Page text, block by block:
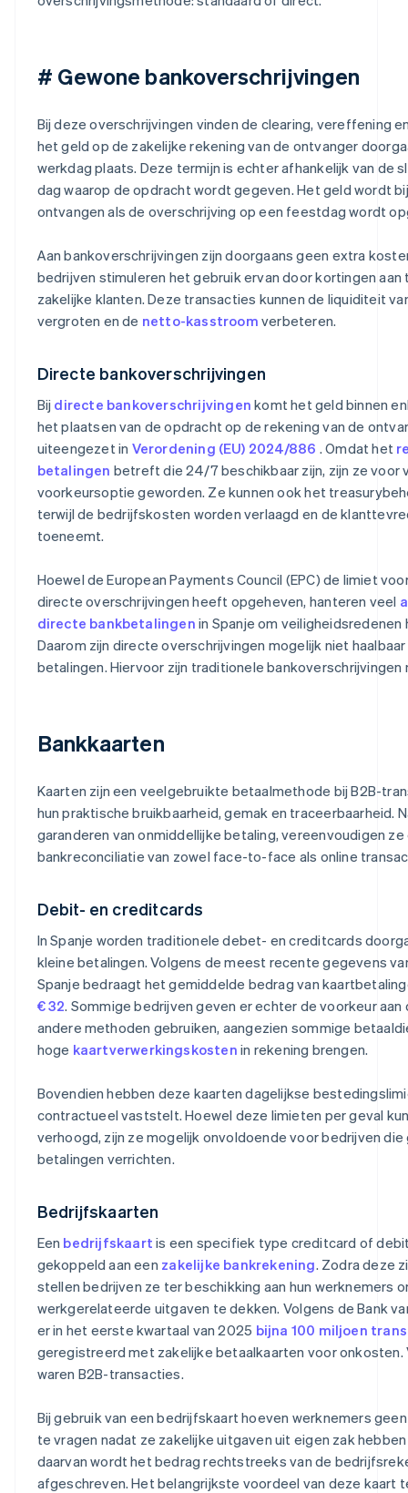
# Gewone bankoverschrijvingen
Bij deze overschrijvingen vinden de clearing, vereffening
het geld op de zakelijke rekening van de ontvanger
werkdag plaats. Deze termijn is echter afhankelijk van de
dag waarop de opdracht wordt gegeven. Het geld wordt
ontvangen als de overschrijving op een feestdag wordt
Aan bankoverschrijvingen zijn doorgaans geen extra
bedrijven stimuleren het gebruik ervan door kortingen aan
zakelijke klanten. Deze transacties kunnen de liquiditeit
vergroten en de netto-kasstroom verbeteren.
Directe bankoverschrijvingen
Bij directe bankoverschrijvingen komt het geld binnen
het plaatsen van de opdracht op de rekening van de
uiteengezet in Verordening (EU) 2024/886 . Omdat het
betalingen betreft die 24/7 beschikbaar zijn, zijn ze voor
voorkeursoptie geworden. Ze kunnen ook het
terwijl de bedrijfskosten worden verlaagd en de
toeneemt.
Hoewel de European Payments Council (EPC) de limiet
directe overschrijvingen heeft opgeheven, hanteren veel
directe bankbetalingen in Spanje om veiligheidsredenen
Daarom zijn directe overschrijvingen mogelijk niet
betalingen. Hiervoor zijn traditionele bankoverschrijvingen
Bankkaarten
Kaarten zijn een veelgebruikte betaalmethode bij B2B-
hun praktische bruikbaarheid, gemak en traceerbaarheid.
garanderen van onmiddellijke betaling, vereenvoudigen ze
bankreconciliatie van zowel face-to-face als online
Debit- en creditcards
In Spanje worden traditionele debet- en creditcards
kleine betalingen. Volgens de meest recente gegevens
Spanje bedraagt het gemiddelde bedrag van
€ 32. Sommige bedrijven geven er echter de voorkeur aan
andere methoden gebruiken, aangezien sommige
hoge kaartverwerkingskosten in rekening brengen.
Bovendien hebben deze kaarten dagelijkse
contractueel vaststelt. Hoewel deze limieten per geval
verhoogd, zijn ze mogelijk onvoldoende voor bedrijven die
betalingen verrichten.
Bedrijfskaarten
Een bedrijfskaart is een specifiek type creditcard of
gekoppeld aan een zakelijke bankrekening. Zodra deze
stellen bedrijven ze ter beschikking aan hun werknemers
werkgerelateerde uitgaven te dekken. Volgens de Bank
er in het eerste kwartaal van 2025 bijna 100 miljoen
geregistreerd met zakelijke betaalkaarten voor onkosten.
waren B2B-transacties.
Bij gebruik van een bedrijfskaart hoeven werknemers
te vragen nadat ze zakelijke uitgaven uit eigen zak
daarvan wordt het bedrag rechtstreeks van de
afgeschreven. Het belangrijkste voordeel van deze kaart